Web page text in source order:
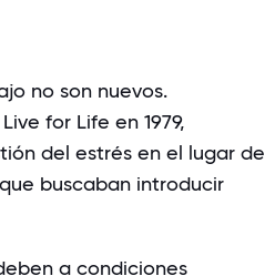
no son nuevos.
Live for Life en 1979,
del estrés en el lugar de
buscaban introducir
a condiciones